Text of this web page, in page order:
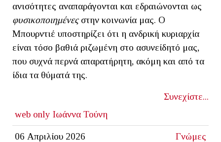
ανισότητες αναπαράγονται και εδραιώνονται ως
φυσικοποιημένεςστην κοινωνία μας. Ο
Μπουρντιέ υποστηρίζει ότι η ανδρική κυριαρχία
είναι τόσο βαθιά ριζωμένη στο ασυνείδητό μας,
που συχνά περνά απαρατήρητη, ακόμη και από τα
ίδια τα θύματά της.
Συνεχίστε...
web only Ιωάννα Τούνη
06 Απριλίου 2026 Γνώμες